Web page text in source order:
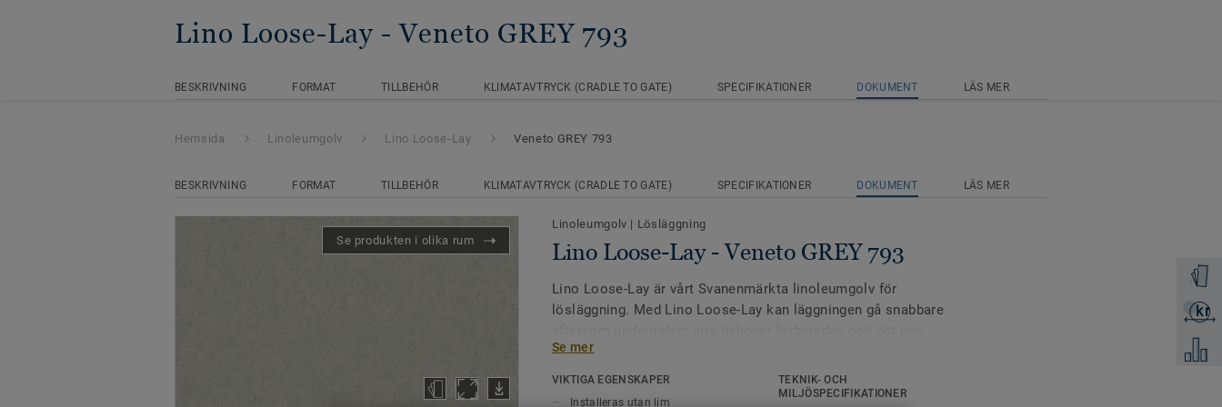
Lino Loose-Lay - Veneto GREY 793
BESKRIVNING FORMAT TILLBEHÖR KLIMATAVTRYCK (CRADLE TO GATE) SPECIFIKATIONER DOKUMENT LÄS MER
Beställ
kr
Jämför
Hemsida Linoleumgolv Lino Loose-Lay Veneto GREY 793
BESKRIVNING FORMAT TILLBEHÖR KLIMATAVTRYCK (CRADLE TO GATE) SPECIFIKATIONER DOKUMENT LÄS MER
Se produkten i olika rum
Linoleumgolv | Lösläggning
Lino Loose-Lay - Veneto GREY 793
Lino Loose-Lay är vårt Svanenmärkta linoleumgolv för
lösläggning. Med Lino Loose-Lay kan läggningen gå snabbare
används något lim som måste torka. Ett bra val i nya byggnader
med fuktig betong eller vid snabba renoveringar. Tack vare sin
baksida av kork ger Lino Loose-Lay en stegljudsdämning om 14
Se mer
VIKTIGA EGENSKAPER
Installeras utan lim
TEKNIK- OCH
MILJÖSPECIFIKATIONER